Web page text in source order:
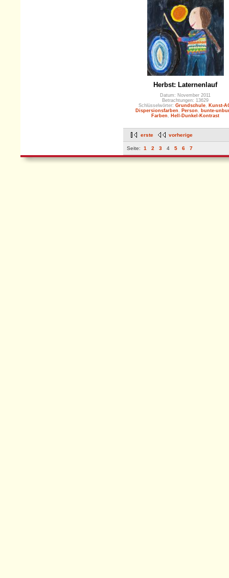
Herbst: Laternenlauf
Datum: November 2011
Betrachtungen: 13629
Schlüsselwörter: Grundschule,
Kunst-
Dispersionsfarben
Person
bunte-
Farben
Hell-Dunkel-Kontrast
erste vorherige
Seite: 1 2 3 4 5 6 7